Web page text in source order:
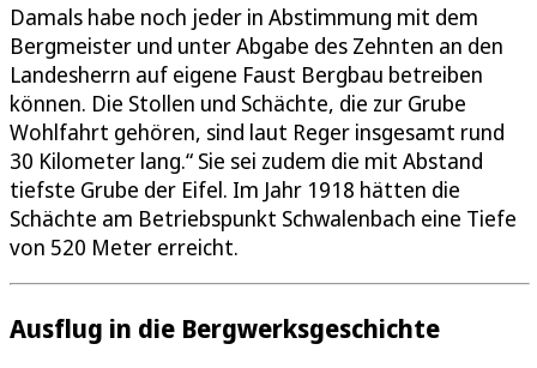
Damals habe noch jeder in Abstimmung mit dem
Bergmeister und unter Abgabe des Zehnten an den
Landesherrn auf eigene Faust Bergbau betreiben
können. Die Stollen und Schächte, die zur Grube
Wohlfahrt gehören, sind laut Reger insgesamt rund
30 Kilometer lang.“ Sie sei zudem die mit Abstand
tiefste Grube der Eifel. Im Jahr 1918 hätten die
Schächte am Betriebspunkt Schwalenbach eine Tiefe
von 520 Meter erreicht.
Ausflug in die Bergwerksgeschichte